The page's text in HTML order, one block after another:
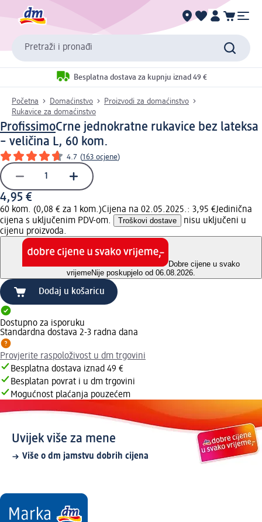
Pretraži i pronađi
Besplatna dostava za kupnju iznad 49 €
Početna Domaćinstvo
Proizvodi za domaćinstvo
Rukavice za domaćinstvo
ProfissimoCrne jednokratne rukavice bez lateksa
– veličina L, 60 kom.
4.7 (163 ocjene)
4,95 €
60 kom. (0,08 € za 1 kom.)Cijena na 02.05.2025.: 3,95 €Jedinična
cijena s uključenim PDV-om.
Troškovi dostave
nisu uključeni u
cijenu proizvoda.
Dobre cijene u svako
vrijemeNije poskupjelo od 06.08.2026.
Dodaj u košaricu
Dostupno za isporuku
Standardna dostava 2-3 radna dana
Provjerite raspoloživost u dm trgovini
Besplatna dostava iznad 49 €
Besplatan povrat i u dm trgovini
Mogućnost plaćanja pouzećem
Uvijek više za mene
Više o dm jamstvu dobrih cijena